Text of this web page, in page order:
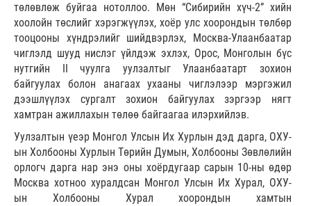
төлөвлөж буйгаа нотоллоо. Мөн “Сибирийн хүч-2” хийн
хоолойн төслийг хэрэгжүүлэх, хоёр улс хоорондын төлбөр
тооцооны хүндрэлийг шийдвэрлэх, Москва-Улаанбаатар
чиглэлд шууд нислэг үйлдэж эхлэх, Орос, Монголын бүс
нутгийн II чуулга уулзалтыг Улаанбаатарт зохион
байгуулах болон анагаах ухааны чиглэлээр мэргэжил
дээшлүүлэх сургалт зохион байгуулах зэргээр нягт
хамтран ажиллахын төлөө байгаагаа илэрхийлэв.
Уулзалтын үеэр Монгол Улсын Их Хурлын дэд дарга, ОХУ-
ын Холбооны Хурлын Төрийн Думын, Холбооны Зөвлөлийн
орлогч дарга нар энэ оны хоёрдугаар сарын 10-ны өдөр
Москва хотноо хуралдсан Монгол Улсын Их Хурал, ОХУ-
ын Холбооны Хурал хоорондын хамтын